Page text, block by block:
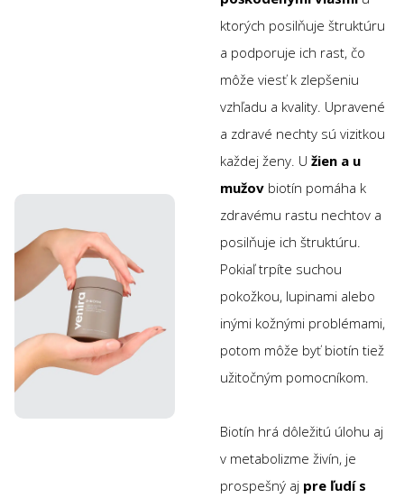
ktorých posilňuje štruktúru
a podporuje ich rast, čo
môže viesť k zlepšeniu
vzhľadu a kvality. Upravené
a zdravé nechty sú vizitkou
každej ženy. U žien a u
mužov biotín pomáha k
zdravému rastu nechtov a
posilňuje ich štruktúru.
Pokiaľ trpíte suchou
pokožkou, lupinami alebo
inými kožnými problémami,
potom môže byť biotín tiež
užitočným pomocníkom.
Biotín hrá dôležitú úlohu aj
v metabolizme živín, je
prospešný aj pre ľudí s